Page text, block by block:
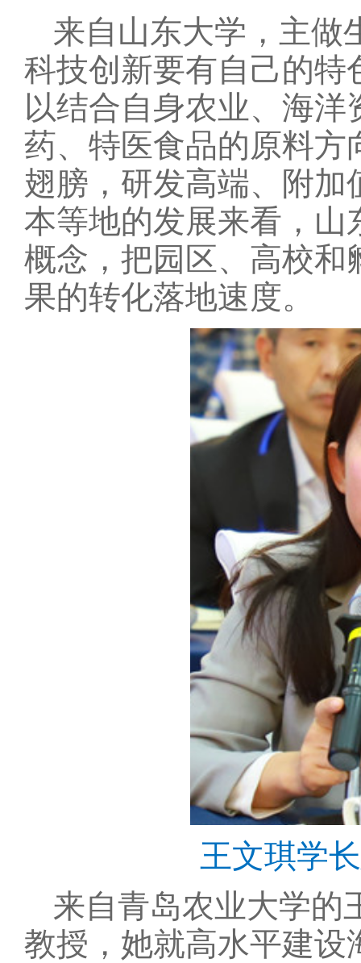
来自山东大学，主做
科技创新要有自己的特
以结合自身农业、海
药、特医食品的原料方
翅膀，研发高端、附
本等地的发展来看，山
概念，把园区、高校和
果的转化落地速度。
王文琪学
来自青岛农业大学的
教授，她就高水平建设